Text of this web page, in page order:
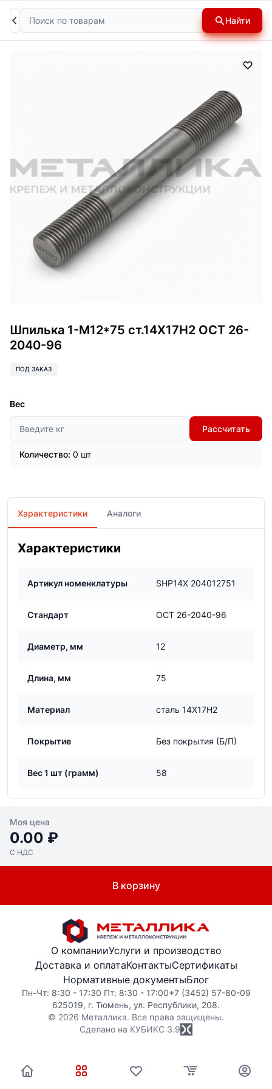
Поиск Найти
Шпилька 1-М12*75 ст.14Х17Н2 ОСТ 26-
2040-96
ПОД ЗАКАЗ
Вес
Рассчитать
Количество: 0 шт
Характеристики Аналоги
Характеристики
Артикул номенклатуры SHP14Х 204012751
Стандарт ОСТ 26-2040-96
Диаметр, мм 12
Длина, мм 75
Материал сталь 14Х17Н2
Покрытие Без покрытия (Б/П)
Вес 1 шт (грамм) 58
Моя цена
0.00 ₽
С НДС
В корзину
О компанииУслуги и производство
Доставка и оплатаКонтактыСертификаты
Нормативные документыБлог
Пн-Чт: 8:30 - 17:30 Пт: 8:30 - 17:00+7 (3452) 57-80-09
625019, г. Тюмень, ул. Республики, 208.
© 2026 Металлика. Все права защищены.
Сделано на КУБИКС 3.9